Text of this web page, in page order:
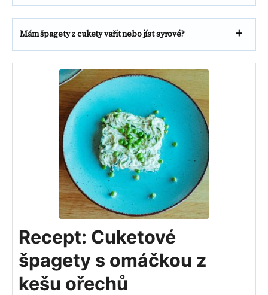
Mám špagety z cukety vařit nebo jíst syrové?
Recept: Cuketové
špagety s omáčkou z
kešu ořechů